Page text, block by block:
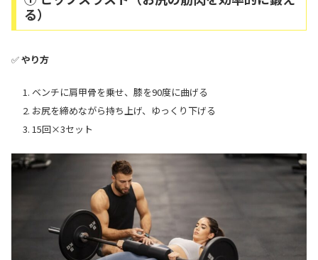
る）
✅やり方
ベンチに肩甲骨を乗せ、膝を90度に曲げる
お尻を締めながら持ち上げ、ゆっくり下げる
15回×3セット